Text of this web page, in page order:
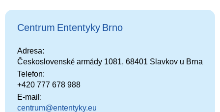
Centrum Ententyky Brno
Adresa:
Československé armády 1081, 68401 Slavkov u Brna
Telefon:
+420 777 678 988
E-mail:
centrum@ententyky.eu